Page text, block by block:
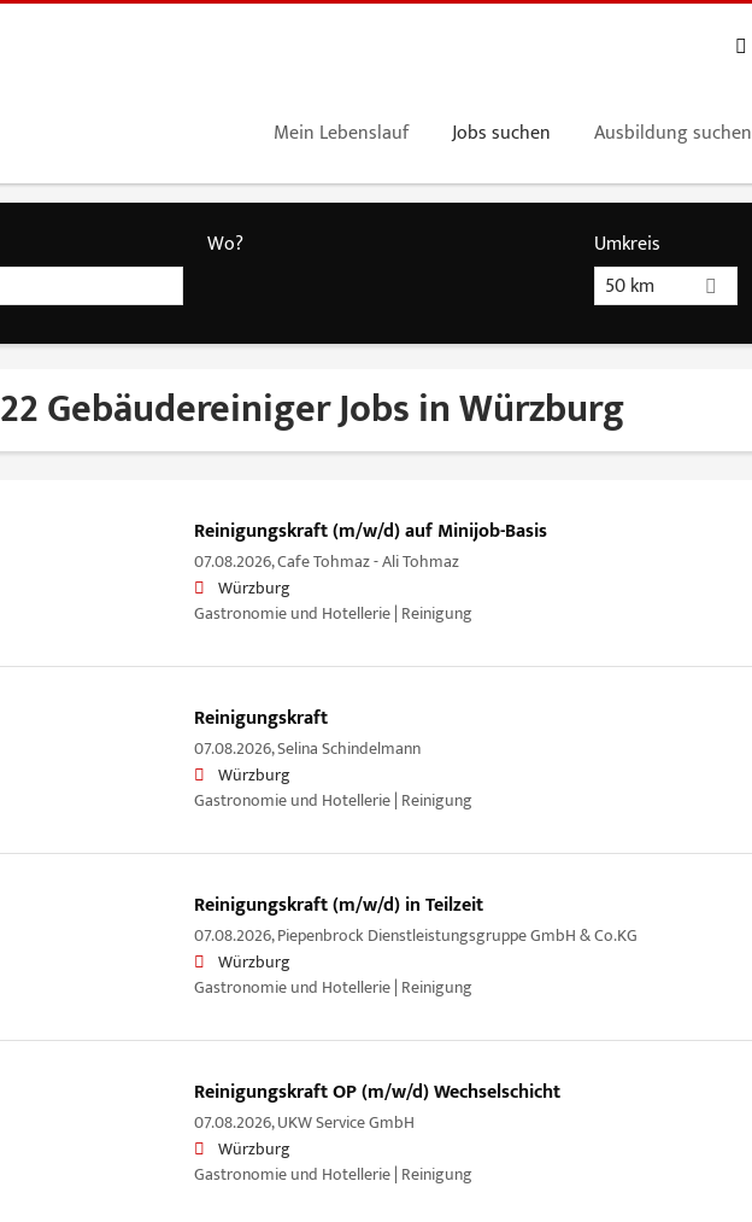
Mein Lebenslauf Jobs suchen Ausbildung suchen
Wo?
Umkreis
50 km
22 Gebäudereiniger Jobs in Würzburg
Reinigungskraft (m/w/d) auf Minijob-Basis
07.08.2026,Cafe Tohmaz - Ali Tohmaz
Würzburg
Gastronomie und Hotellerie | Reinigung
Reinigungskraft
07.08.2026,Selina Schindelmann
Würzburg
Gastronomie und Hotellerie | Reinigung
Reinigungskraft (m/w/d) in Teilzeit
07.08.2026,Piepenbrock Dienstleistungsgruppe GmbH & Co.KG
Würzburg
Gastronomie und Hotellerie | Reinigung
Reinigungskraft OP (m/w/d) Wechselschicht
07.08.2026,UKW Service GmbH
Würzburg
Gastronomie und Hotellerie | Reinigung